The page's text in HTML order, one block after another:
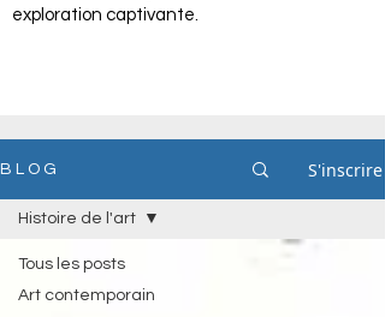
exploration captivante.
B L O G S'inscrire
Tous les posts
Art contemporain
Histoire de l'art